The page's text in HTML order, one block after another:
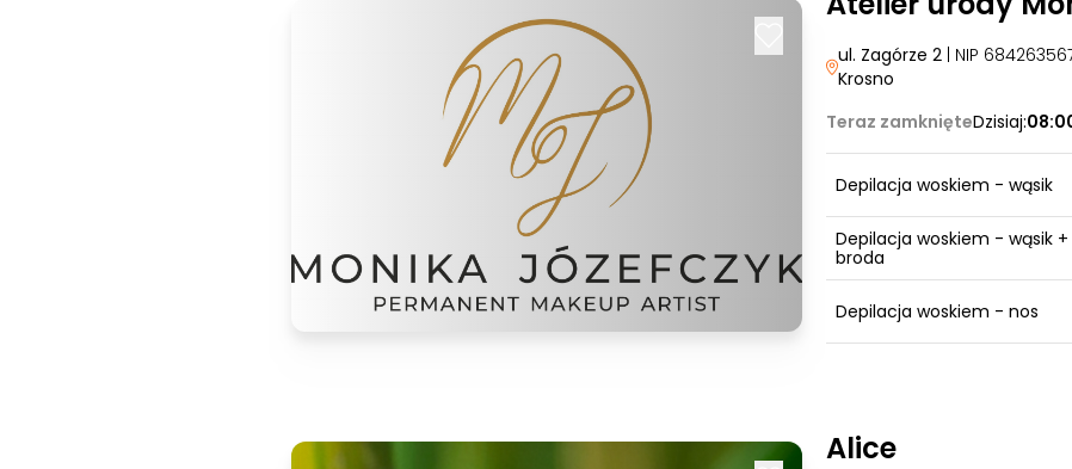
ul. Zagórze 2| NIP
Krosno
Teraz zamknięteDzisiaj:
Depilacja woskiem - wąsik
Depilacja woskiem - wąsik +
broda
Depilacja woskiem - nos
Alice